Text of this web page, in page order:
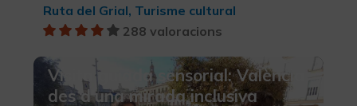
Ruta del Grial, Turisme cultural
288 valoracions
Visita guiada sensorial: València
des d'una mirada inclusiva